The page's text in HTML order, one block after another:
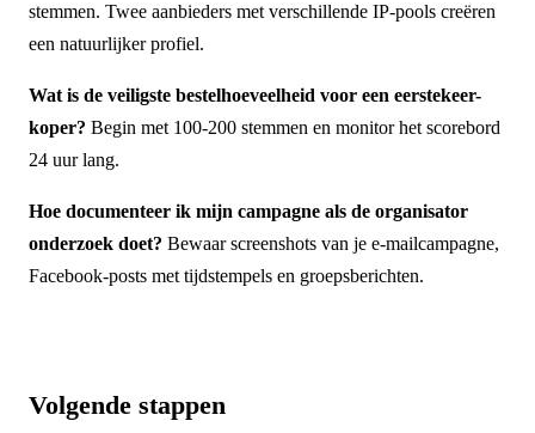
stemmen. Twee aanbieders met verschillende IP-pools creëren
een natuurlijker profiel.
Wat is de veiligste bestelhoeveelheid voor een eerstekeer-
koper? Begin met 100-200 stemmen en monitor het scorebord
24 uur lang.
Hoe documenteer ik mijn campagne als de organisator
onderzoek doet? Bewaar screenshots van je e-mailcampagne,
Facebook-posts met tijdstempels en groepsberichten.
Volgende stappen